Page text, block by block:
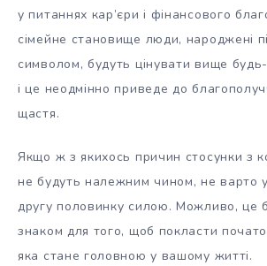
у питаннях кар’єри і фінансового
сімейне становище люди, народжені
символом, будуть цінувати вище
і це неодмінно приведе до
щастя.
Якщо ж з якихось причин стосунки з
не будуть належним чином, не варто
другу половинку силою. Можливо, це
знаком для того, щоб покласти
яка стане головною у вашому житті.